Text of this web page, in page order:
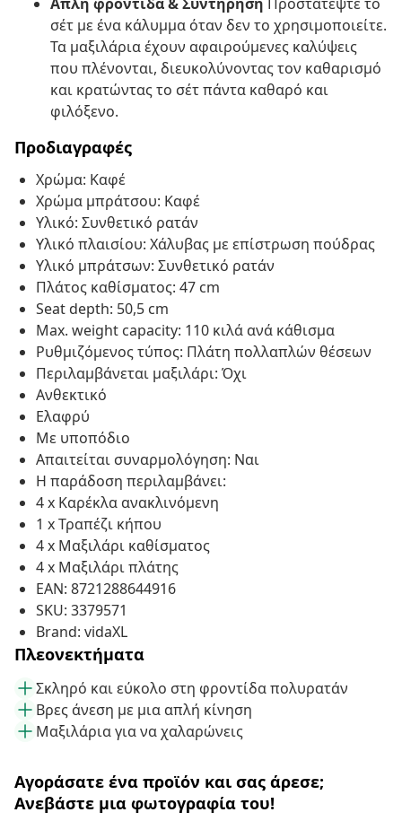
σέτ με ένα κάλυμμα όταν δεν το χρησιμοποιείτε.
Τα μαξιλάρια έχουν αφαιρούμενες καλύψεις
που πλένονται, διευκολύνοντας τον καθαρισμό
και κρατώντας το σέτ πάντα καθαρό και
φιλόξενο.
Προδιαγραφές
Χρώμα: Καφέ
Χρώμα μπράτσου: Καφέ
Υλικό: Συνθετικό ρατάν
Υλικό πλαισίου: Χάλυβας με επίστρωση πούδρας
Υλικό μπράτσων: Συνθετικό ρατάν
Πλάτος καθίσματος: 47 cm
Seat depth: 50,5 cm
Max. weight capacity: 110 κιλά ανά κάθισμα
Ρυθμιζόμενος τύπος: Πλάτη πολλαπλών θέσεων
Περιλαμβάνεται μαξιλάρι: Όχι
Ανθεκτικό
Ελαφρύ
Με υποπόδιο
Απαιτείται συναρμολόγηση: Ναι
Η παράδοση περιλαμβάνει:
4 x Καρέκλα ανακλινόμενη
1 x Τραπέζι κήπου
4 x Μαξιλάρι καθίσματος
4 x Μαξιλάρι πλάτης
EAN: 8721288644916
SKU: 3379571
Brand: vidaXL
Πλεονεκτήματα
Σκληρό και εύκολο στη φροντίδα πολυρατάν
Βρες άνεση με μια απλή κίνηση
Μαξιλάρια για να χαλαρώνεις
Αγοράσατε ένα προϊόν και σας άρεσε;
Ανεβάστε μια φωτογραφία του!